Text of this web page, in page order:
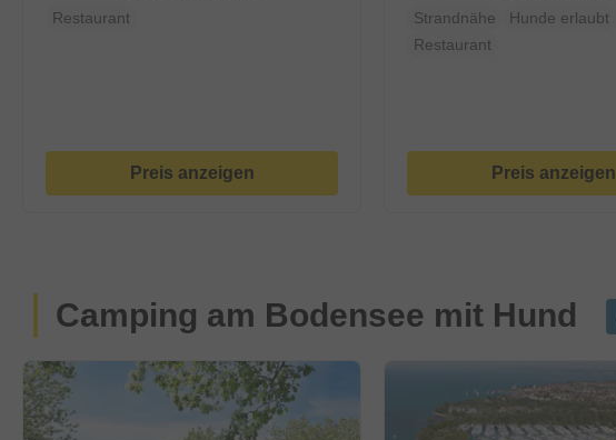
Restaurant
Preis anzeigen
Strandnähe
Hunde erlaubt
Restaurant
Preis anzeigen
Camping am Bodensee mit Hund